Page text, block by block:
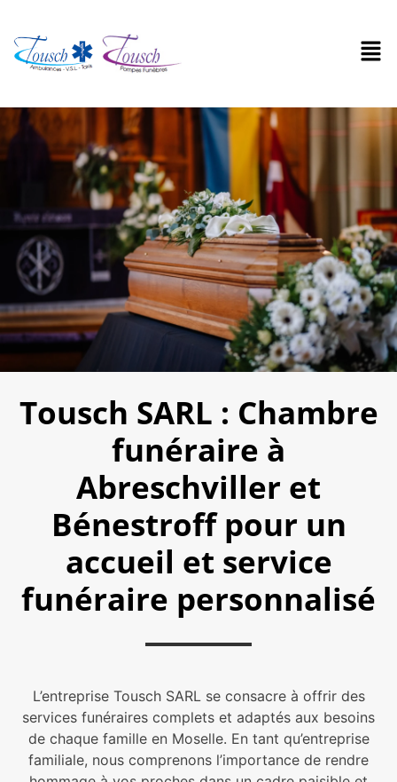
Tousch SARL : Chambre
funéraire à
Abreschviller et
Bénestroff pour un
accueil et service
funéraire personnalisé
L’entreprise Tousch SARL se consacre à offrir des
services funéraires complets et adaptés aux besoins
de chaque famille en Moselle. En tant qu’entreprise
familiale, nous comprenons l’importance de rendre